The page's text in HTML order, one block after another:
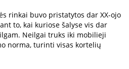
rinkai buvo pristatytos dar XX-ojo
to, kai kuriose šalyse vis dar
Neilgai truks iki mobilieji
norma, turinti visas kortelių